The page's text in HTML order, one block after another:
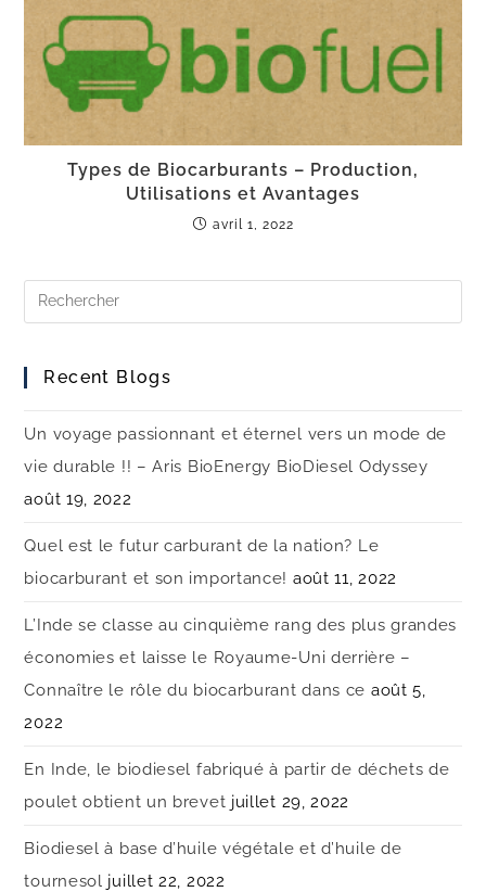
Types de Biocarburants – Production,
Utilisations et Avantages
avril 1, 2022
Recent Blogs
Un voyage passionnant et éternel vers un mode de
vie durable !! – Aris BioEnergy BioDiesel Odyssey
août 19, 2022
Quel est le futur carburant de la nation? Le
biocarburant et son importance! août 11, 2022
L’Inde se classe au cinquième rang des plus grandes
économies et laisse le Royaume-Uni derrière –
Connaître le rôle du biocarburant dans ce août 5,
2022
En Inde, le biodiesel fabriqué à partir de déchets de
poulet obtient un brevet juillet 29, 2022
Biodiesel à base d’huile végétale et d’huile de
tournesol juillet 22, 2022